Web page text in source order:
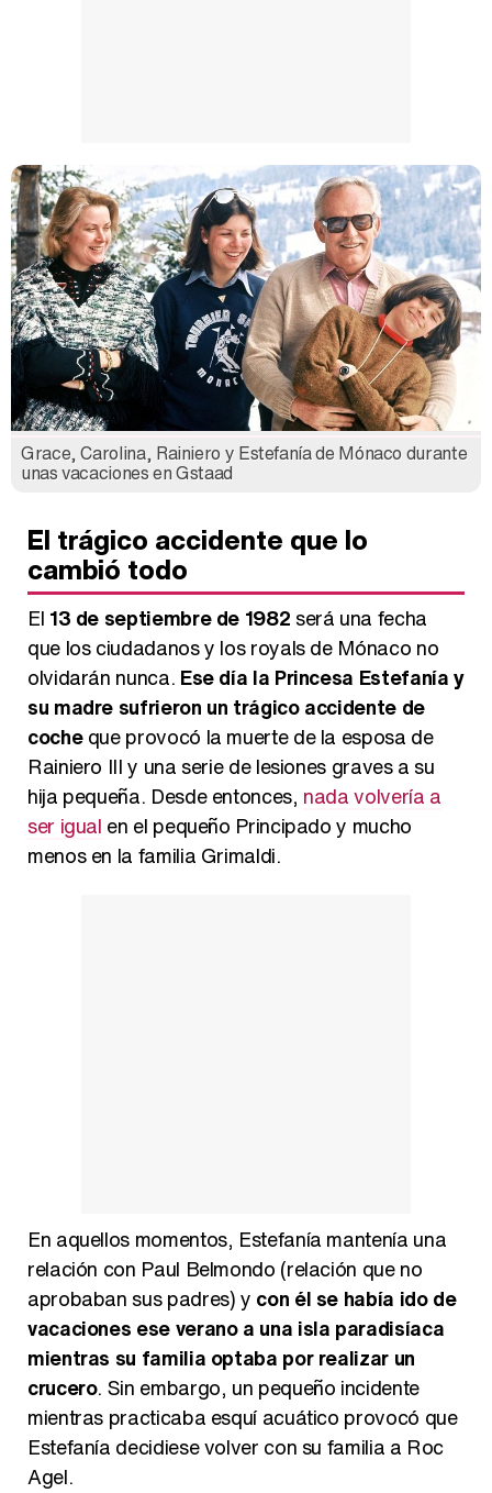
Grace, Carolina, Rainiero y Estefanía de Mónaco durante
unas vacaciones en Gstaad
El trágico accidente que lo
cambió todo
El 13 de septiembre de 1982 será una fecha
que los ciudadanos y los royals de Mónaco no
olvidarán nunca. Ese día la Princesa Estefanía y
su madre sufrieron un trágico accidente de
cocheque provocó la muerte de la esposa de
Rainiero III y una serie de lesiones graves a su
hija pequeña. Desde entonces, nada volvería a
ser igual en el pequeño Principado y mucho
menos en la familia Grimaldi.
En aquellos momentos, Estefanía mantenía una
relación con Paul Belmondo (relación que no
aprobaban sus padres) y con él se había ido de
vacaciones ese verano a una isla paradisíaca
mientras su familia optaba por realizar un
crucero. Sin embargo, un pequeño incidente
mientras practicaba esquí acuático provocó que
Estefanía decidiese volver con su familia a Roc
Agel.